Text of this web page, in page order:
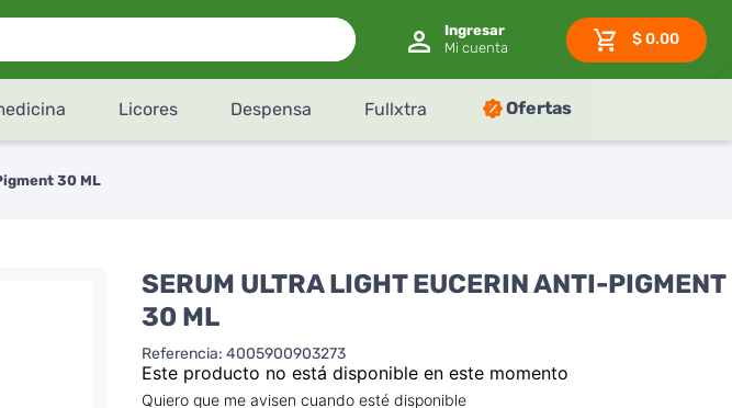
$0.00
Licores Despensa Fullxtra Ofertas
30 ML
SERUM ULTRA LIGHT EUCERIN ANTI-PIGMENT
30 ML
Referencia: 4005900903273
Este producto no está disponible en este momento
Quiero que me avisen cuando esté disponible